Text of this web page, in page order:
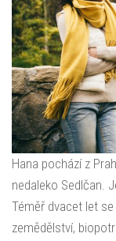
Hana pochází z
nedaleko Sedlčan.
Téměř dvacet let
zemědělství,